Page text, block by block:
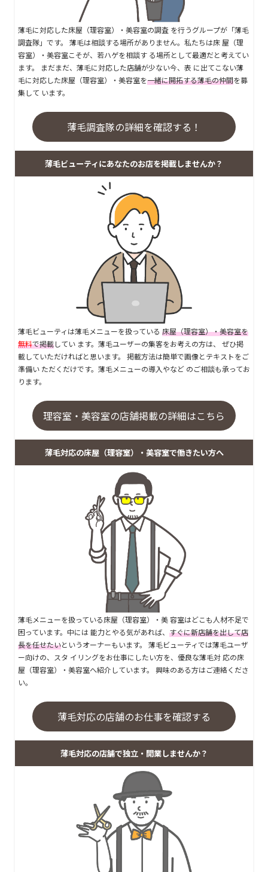
薄毛に対応した床屋（理容室）・美容室の調査 を行うグループが「薄毛
調査隊」です。 薄毛は相談する場所がありません。私たちは床 屋（理
容室）・美容室こそが、若ハゲを相談す る場所として最適だと考えてい
ます。 まだまだ、薄毛に対応した店舗が少ない今、表 に出てこない薄
毛に対応した床屋（理容室）・美容室を一緒に開拓する薄毛の仲間を募
集して います。
薄毛調査隊の詳細を確認する！
薄毛ビューティにあなたのお店を掲載しませんか？
薄毛ビューティは薄毛メニューを扱っている 床屋（理容室）・美容室を
無料で掲載してい ます。薄毛ユーザーの集客をお考えの方は、 ぜひ掲
載していただければと思います。 掲載方法は簡単で画像とテキストをご
準備い ただくだけです。薄毛メニューの導入やなど のご相談も承ってお
ります。
理容室・美容室の店舗掲載の詳細はこちら
薄毛対応の床屋（理容室）・美容室で働きたい方へ
薄毛メニューを扱っている床屋（理容室）・美 容室はどこも人材不足で
困っています。中には 能力とやる気があれば、 すぐに新店舗を出して店
長を任せたいというオーナーもいます。 薄毛ビューティでは薄毛ユーザ
ー向けの、スタ イリングをお仕事にしたい方を、優良な薄毛対 応の床
屋（理容室）・美容室へ紹介しています。 興味のある方はご連絡くださ
い。
薄毛対応の店舗のお仕事を確認する
薄毛対応の店舗で独立・開業しませんか？